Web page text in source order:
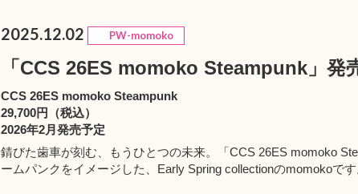
2025.12.02 PW-momoko
「CCS 26ES momoko Steampunk」発
CCS 26ES momoko Steampunk
29,700円（税込）
2026年2月発売予定
錆びた歯車が刻む、もうひとつの未来。「CCS 26ES momoko
ームパンクをイメージした、Early Spring collectionのmomokoです